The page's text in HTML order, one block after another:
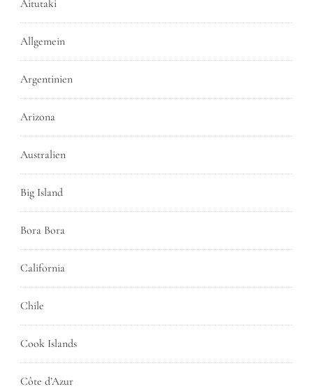
Aitutaki
Allgemein
Argentinien
Arizona
Australien
Big Island
Bora Bora
California
Chile
Cook Islands
Côte d’Azur